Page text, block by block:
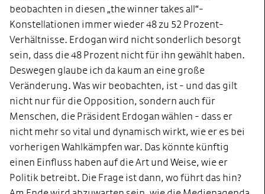
beobachten in diesen „the winner takes all“-
Konstellationen immer wieder 48 zu 52 Prozent-
Verhältnisse. Erdogan wird nicht sonderlich besorgt
sein, dass die 48 Prozent nicht für ihn gewählt haben.
Deswegen glaube ich da kaum an eine große
Veränderung. Was wir beobachten, ist - und das gilt
nicht nur für die Opposition, sondern auch für
Menschen, die Präsident Erdogan wählen - dass er
nicht mehr so vital und dynamisch wirkt, wie er es bei
vorherigen Wahlkämpfen war. Das könnte künftig
einen Einfluss haben auf die Art und Weise, wie er
Politik betreibt. Die Frage ist dann, wo führt das hin?